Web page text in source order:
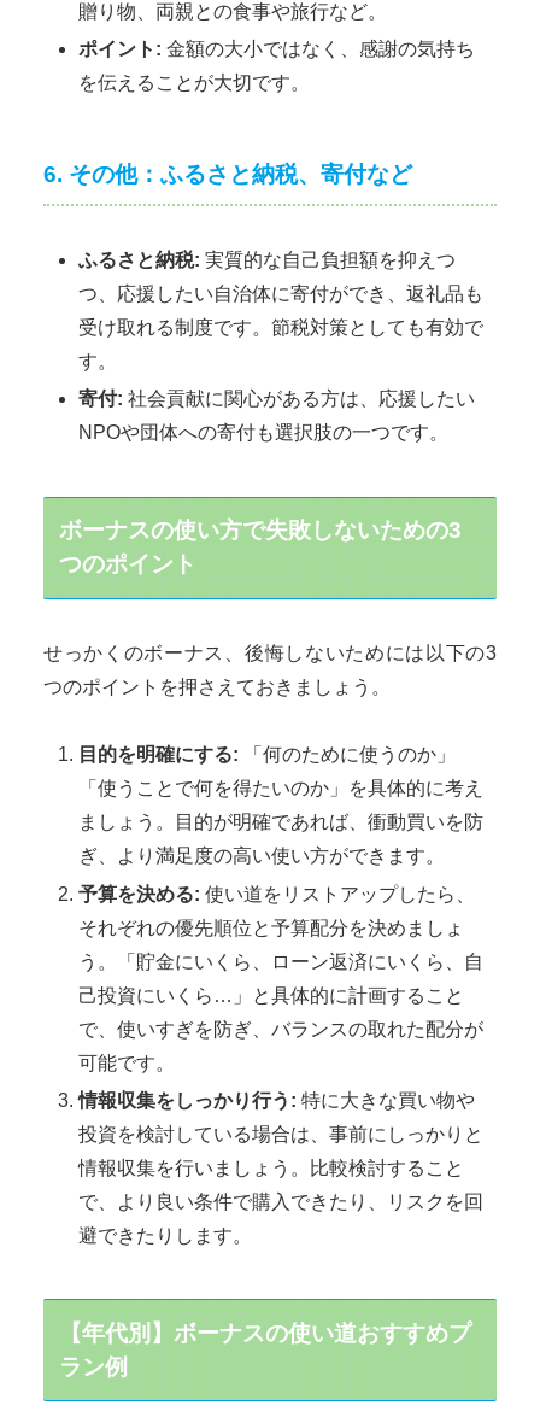
贈り物、両親との食事や旅行など。
ポイント: 金額の大小ではなく、感謝の気持ち
を伝えることが大切です。
6. その他：ふるさと納税、寄付など
ふるさと納税: 実質的な自己負担額を抑えつ
つ、応援したい自治体に寄付ができ、返礼品も
受け取れる制度です。節税対策としても有効で
す。
寄付: 社会貢献に関心がある方は、応援したい
NPOや団体への寄付も選択肢の一つです。
ボーナスの使い方で失敗しないための3
つのポイント
せっかくのボーナス、後悔しないためには以下の3
つのポイントを押さえておきましょう。
目的を明確にする: 「何のために使うのか」
「使うことで何を得たいのか」を具体的に考え
ましょう。目的が明確であれば、衝動買いを防
ぎ、より満足度の高い使い方ができます。
予算を決める: 使い道をリストアップしたら、
それぞれの優先順位と予算配分を決めましょ
う。「貯金にいくら、ローン返済にいくら、自
己投資にいくら…」と具体的に計画すること
で、使いすぎを防ぎ、バランスの取れた配分が
可能です。
情報収集をしっかり行う: 特に大きな買い物や
投資を検討している場合は、事前にしっかりと
情報収集を行いましょう。比較検討すること
で、より良い条件で購入できたり、リスクを回
避できたりします。
【年代別】ボーナスの使い道おすすめプ
ラン例